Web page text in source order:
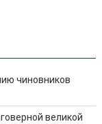
чиновников
великой